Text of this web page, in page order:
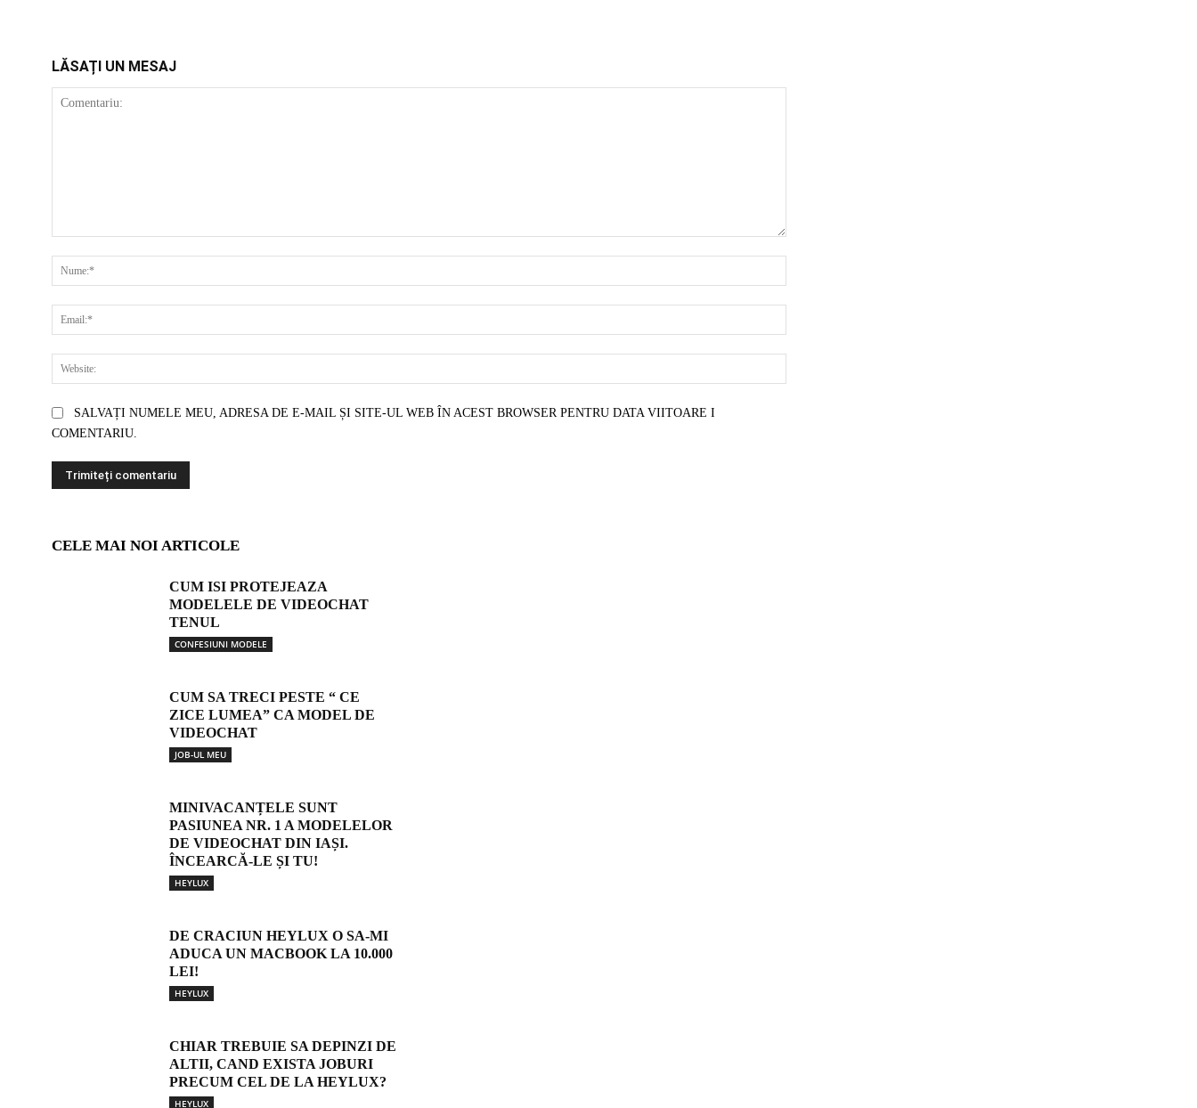
LĂSAȚI UN MESAJ
SALVAȚI NUMELE MEU, ADRESA DE E-MAIL ȘI SITE-UL WEB ÎN ACEST BROWSER PENTRU DATA VIITOARE I
COMENTARIU.
CELE MAI NOI ARTICOLE
CUM ISI PROTEJEAZA
MODELELE DE VIDEOCHAT
TENUL
CONFESIUNI MODELE
CUM SA TRECI PESTE “ CE
ZICE LUMEA” CA MODEL DE
VIDEOCHAT
JOB-UL MEU
MINIVACANȚELE SUNT
PASIUNEA NR. 1 A MODELELOR
DE VIDEOCHAT DIN IAȘI.
ÎNCEARCĂ-LE ȘI TU!
HEYLUX
DE CRACIUN HEYLUX O SA-MI
ADUCA UN MACBOOK LA 10.000
LEI!
HEYLUX
CHIAR TREBUIE SA DEPINZI DE
ALTII, CAND EXISTA JOBURI
PRECUM CEL DE LA HEYLUX?
HEYLUX